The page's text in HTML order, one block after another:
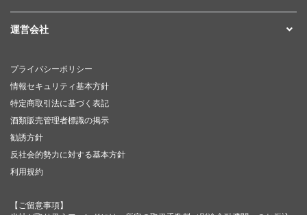
運営会社
プライバシーポリシー
情報セキュリティ基本方針
特定商取引法に基づく表記
酒類販売管理者標識の掲示
勧誘方針
反社会的勢力に対する基本方針
利用規約
【ご留意事項】